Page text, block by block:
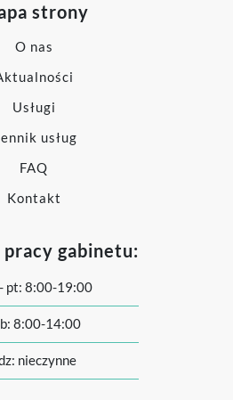
strony
O nas
Usługi
usług
FAQ
Kontakt
pracy gabinetu:
pt: 8:00-19:00
8:00-14:00
nieczynne